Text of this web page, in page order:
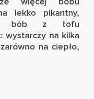
lekko pikantny,
bób z tofu
wystarczy na kilka
na ciepło,